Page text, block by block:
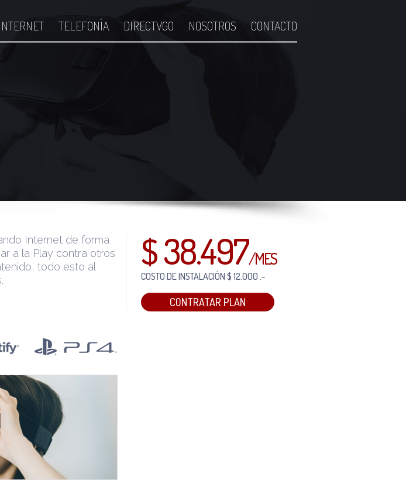
INTERNET TELEFONÍA DIRECTVGO NOSOTROS CONTACTO
Internet de forma
a la Play contra otros
todo esto al
$ 38.497/MES
COSTO DE INSTALACIÓN $ 12.000 .-
CONTRATAR PLAN